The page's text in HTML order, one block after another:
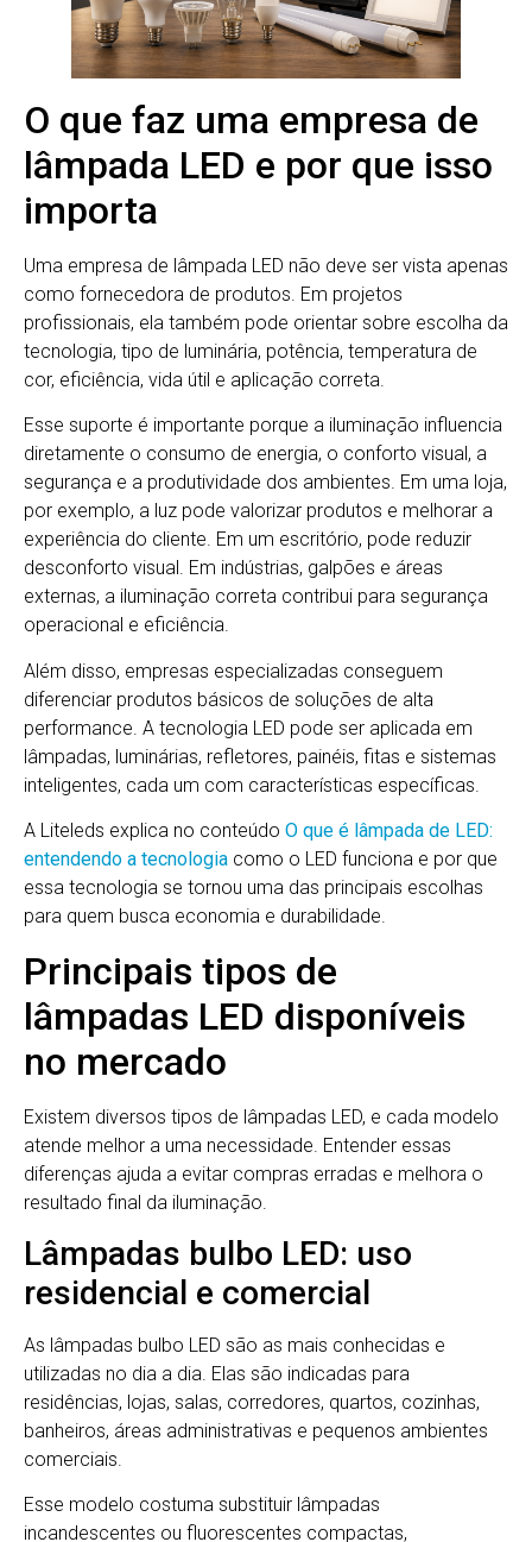
O que faz uma empresa de
lâmpada LED e por que isso
importa
Uma empresa de lâmpada LED não deve ser vista apenas
como fornecedora de produtos. Em projetos
profissionais, ela também pode orientar sobre escolha da
tecnologia, tipo de luminária, potência, temperatura de
cor, eficiência, vida útil e aplicação correta.
Esse suporte é importante porque a iluminação influencia
diretamente o consumo de energia, o conforto visual, a
segurança e a produtividade dos ambientes. Em uma loja,
por exemplo, a luz pode valorizar produtos e melhorar a
experiência do cliente. Em um escritório, pode reduzir
desconforto visual. Em indústrias, galpões e áreas
externas, a iluminação correta contribui para segurança
operacional e eficiência.
Além disso, empresas especializadas conseguem
diferenciar produtos básicos de soluções de alta
performance. A tecnologia LED pode ser aplicada em
lâmpadas, luminárias, refletores, painéis, fitas e sistemas
inteligentes, cada um com características específicas.
A Liteleds explica no conteúdo O que é lâmpada de LED:
entendendo a tecnologia como o LED funciona e por que
essa tecnologia se tornou uma das principais escolhas
para quem busca economia e durabilidade.
Principais tipos de
lâmpadas LED disponíveis
no mercado
Existem diversos tipos de lâmpadas LED, e cada modelo
atende melhor a uma necessidade. Entender essas
diferenças ajuda a evitar compras erradas e melhora o
resultado final da iluminação.
Lâmpadas bulbo LED: uso
residencial e comercial
As lâmpadas bulbo LED são as mais conhecidas e
utilizadas no dia a dia. Elas são indicadas para
residências, lojas, salas, corredores, quartos, cozinhas,
banheiros, áreas administrativas e pequenos ambientes
comerciais.
Esse modelo costuma substituir lâmpadas
incandescentes ou fluorescentes compactas,